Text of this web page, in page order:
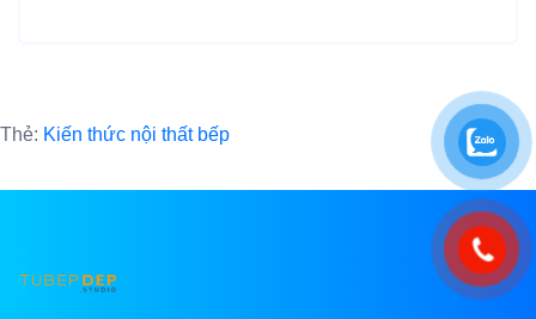
Thẻ: Kiến thức nội thất bếp